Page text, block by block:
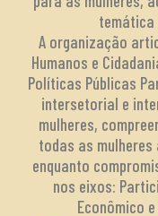
temática
A organização
Humanos e
Políticas Públicas
intersetorial e
mulheres,
todas as
enquanto
nos eixos:
Econômico